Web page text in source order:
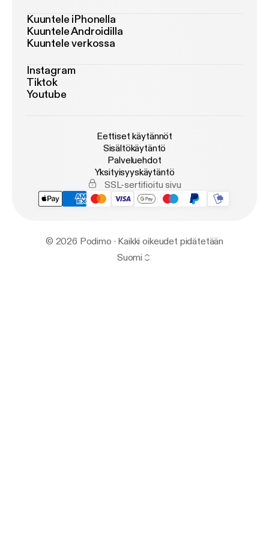
Kuuntele iPhonella
Kuuntele Androidilla
Kuuntele verkossa
Instagram
Tiktok
Youtube
Eettiset käytännöt
Sisältökäytäntö
Palveluehdot
Yksityisyyskäytäntö
SSL-sertifioitu sivu
© 2026 Podimo · Kaikki oikeudet pidätetään
Suomi